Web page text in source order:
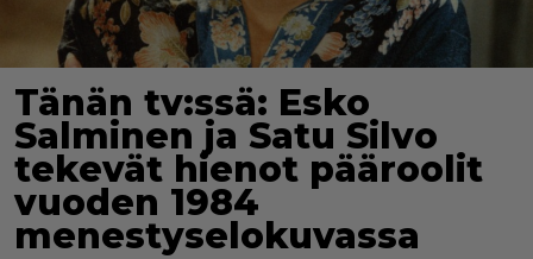
Tänän tv:ssä: Esko
Salminen ja Satu Silvo
tekevät hienot pääroolit
vuoden 1984
menestyselokuvassa